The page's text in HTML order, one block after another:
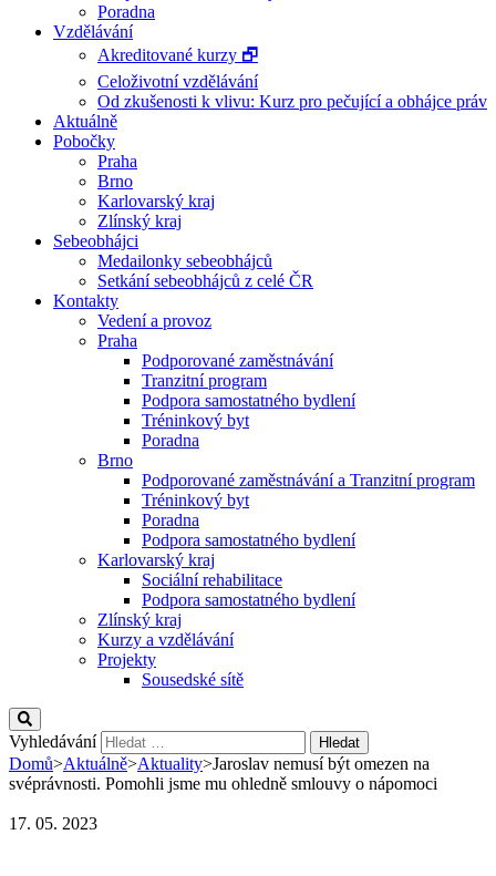
Poradna
Vzdělávání
Akreditované kurzy 🗗
Celoživotní vzdělávání
Od zkušenosti k vlivu: Kurz pro pečující a obhájce práv
Aktuálně
Pobočky
Praha
Brno
Karlovarský kraj
Zlínský kraj
Sebeobhájci
Medailonky sebeobhájců
Setkání sebeobhájců z celé ČR
Kontakty
Vedení a provoz
Praha
Podporované zaměstnávání
Tranzitní program
Podpora samostatného bydlení
Tréninkový byt
Poradna
Brno
Podporované zaměstnávání a Tranzitní program
Tréninkový byt
Poradna
Podpora samostatného bydlení
Karlovarský kraj
Sociální rehabilitace
Podpora samostatného bydlení
Zlínský kraj
Kurzy a vzdělávání
Projekty
Sousedské sítě
Vyhledávání
Domů>Aktuálně>Aktuality>Jaroslav nemusí být omezen na
svéprávnosti. Pomohli jsme mu ohledně smlouvy o nápomoci
17. 05. 2023